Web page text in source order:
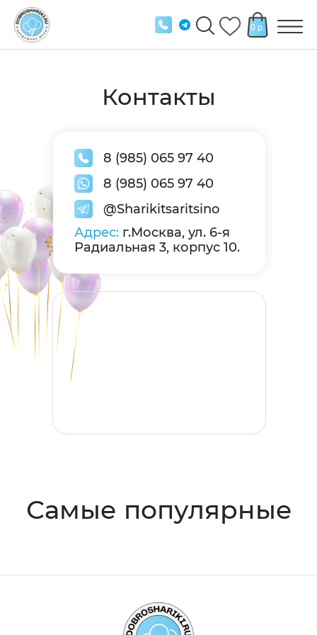
0 р.
8 (985) 065 97 40
Контакты
8 (985) 065 97 40
@Sharikitsaritsino
Адрес: г.Москва, ул. 6-я
Радиальная 3, корпус 10.
Самые популярные